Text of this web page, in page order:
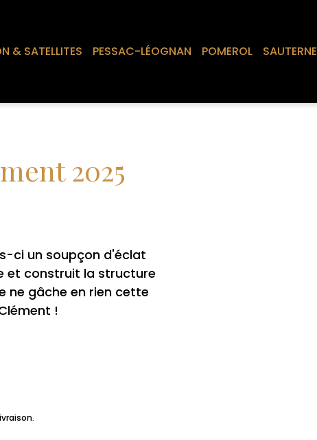
& SATELLITES PESSAC-LÉOGNAN POMEROL
2025
ci un soupçon d'éclat
et construit la structure
ne gâche en rien cette
!